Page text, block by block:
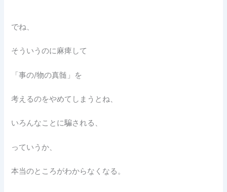
でね、
そういうのに麻痺して
「事の/物の真髄」を
考えるのをやめてしまうとね、
いろんなことに騙される、
っていうか、
本当のところがわからなくなる。